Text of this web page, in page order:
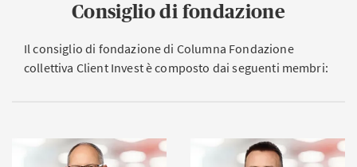
Consiglio di fondazione
Il consiglio di fondazione di Columna Fondazione
collettiva Client Invest è composto dai seguenti membri: